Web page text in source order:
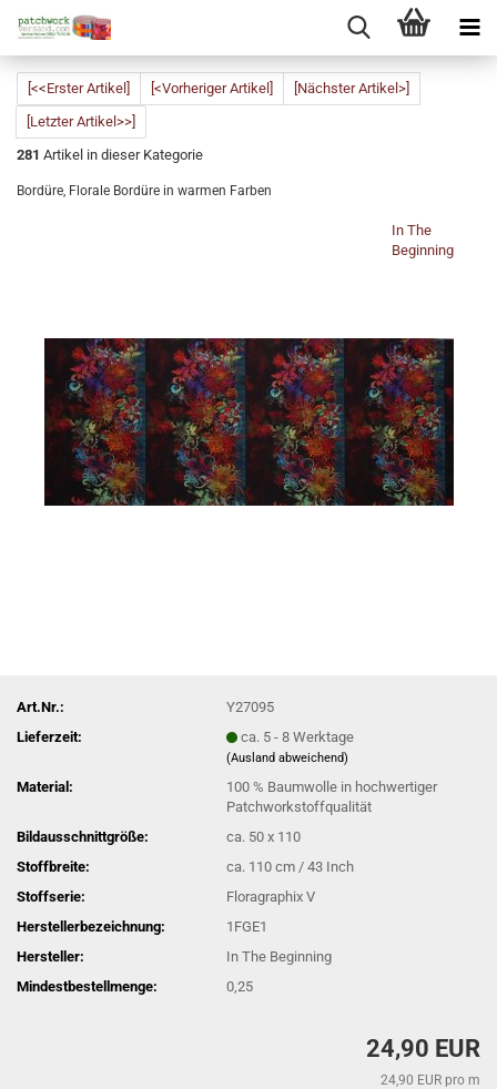
[<<Erster Artikel] [<Vorheriger Artikel]
[Nächster Artikel>]
[Letzter Artikel>>]
281 Artikel in dieser Kategorie
Bordüre, Florale Bordüre in warmen Farben
In The
Beginning
Art.Nr.:
Y27095
Lieferzeit:
ca. 5 - 8 Werktage
(Ausland abweichend)
Material:
100 % Baumwolle in hochwertiger
Patchworkstoffqualität
Bildausschnittgröße:
ca. 50 x 110
Stoffbreite:
ca. 110 cm / 43 Inch
Stoffserie:
Floragraphix V
Herstellerbezeichnung:
1FGE1
Hersteller:
In The Beginning
Mindestbestellmenge:
0,25
24,90 EUR
24,90 EUR pro m